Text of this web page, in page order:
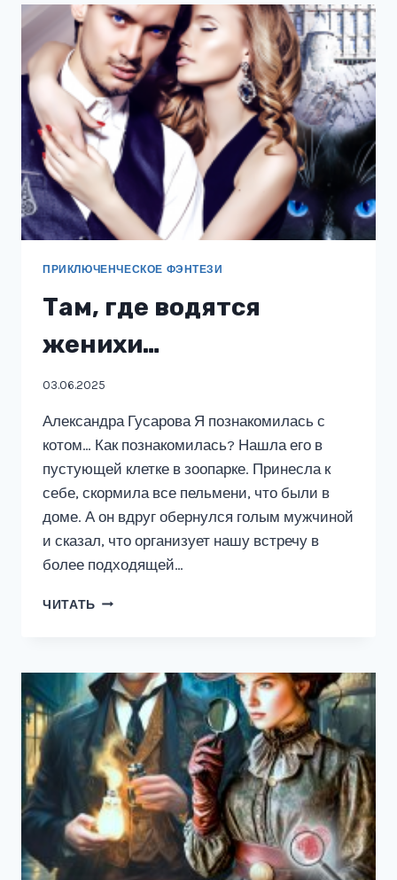
ПРИКЛЮЧЕНЧЕСКОЕ ФЭНТЕЗИ
Там, где водятся
женихи…
03.06.2025
Александра Гусарова Я познакомилась с
котом… Как познакомилась? Нашла его в
пустующей клетке в зоопарке. Принесла к
себе, скормила все пельмени, что были в
доме. А он вдруг обернулся голым мужчиной
и сказал, что организует нашу встречу в
более подходящей…
ЧИТАТЬ ТАМ,